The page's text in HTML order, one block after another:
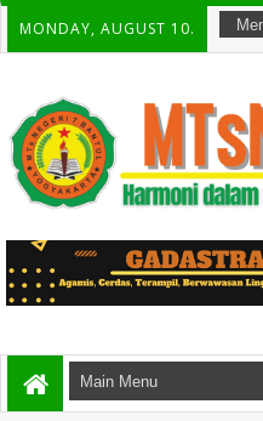
MONDAY, AUGUST 10.